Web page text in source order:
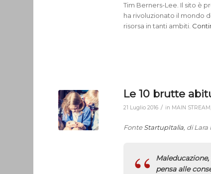
Tim Berners-Lee. Il sito è
ha rivoluzionato il mondo
risorsa in tanti ambiti.
Le 10 brutte
21 Luglio 2016 / in MAIN STREAM
FonteStartupItalia, di Lara
pensa alle